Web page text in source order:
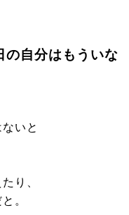
の自分はもういな
いと
り、
。